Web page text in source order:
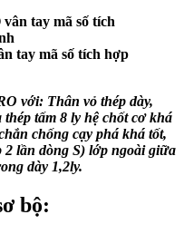
tay mã số tích hợp
với: Thân vỏ thép dày,
tấm 8 ly hệ chốt cơ khá
chống cạy phá khá tốt,
2 lần dòng S) lớp ngoài giữa
dày 1,2ly.
bộ: